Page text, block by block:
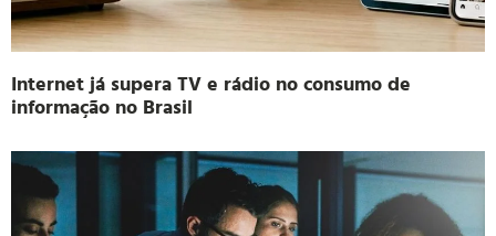
Internet já supera TV e rádio no consumo de
informação no Brasil